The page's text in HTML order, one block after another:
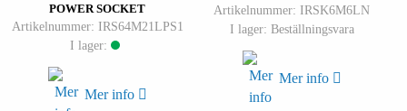
POWER SOCKET
Artikelnummer: IRS64M21LPS1
I lager:
Mer info
Artikelnummer: IRSK6M6LN
I lager: Beställningsvara
Mer info